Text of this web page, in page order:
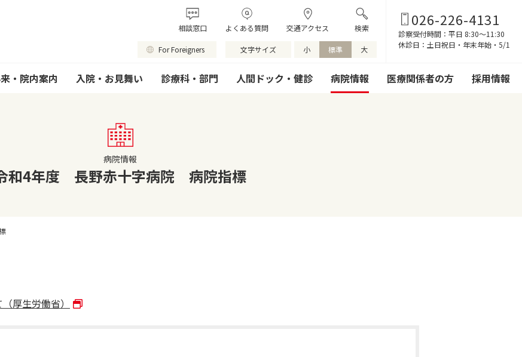
相談窓口 よくある質問 交通アクセス 検索
For Foreigners 文字サイズ 小 標準 大
026-226-4131
診察受付時間：平⽇ 8:30〜11:30
休診日：土日祝日・年末年始・5/1
・院内案内 入院・お見舞い 診療科・部門 人間ドック・健診 病院情報 医療関係者の方 採用情報
病院情報
和4年度 長野赤十字病院 病院指標
厚生労働省）